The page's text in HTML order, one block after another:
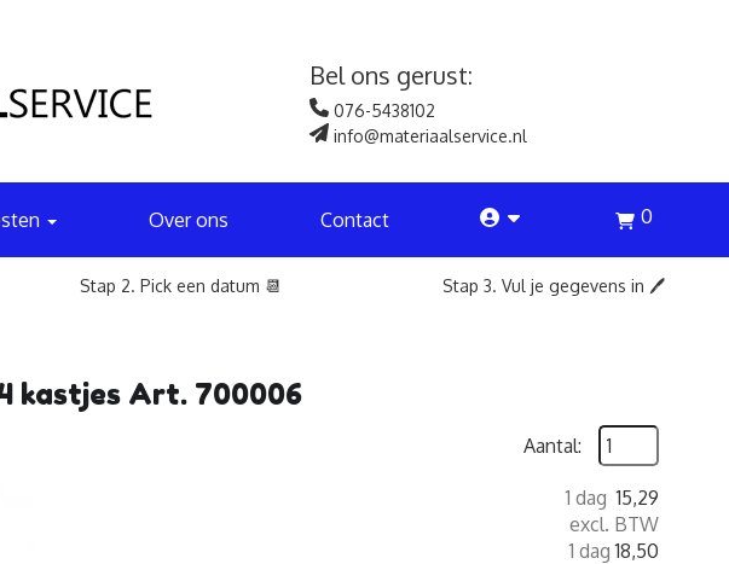
Bel ons gerust:
076-5438102
info@materiaalservice.nl
Over ons Contact account 0
Stap 2. Pick een datum 📆 Stap 3. Vul je gegevens in 🖊️
kastjes Art. 700006
Aantal:
1 dag 15,29
excl. BTW
1 dag 18,50